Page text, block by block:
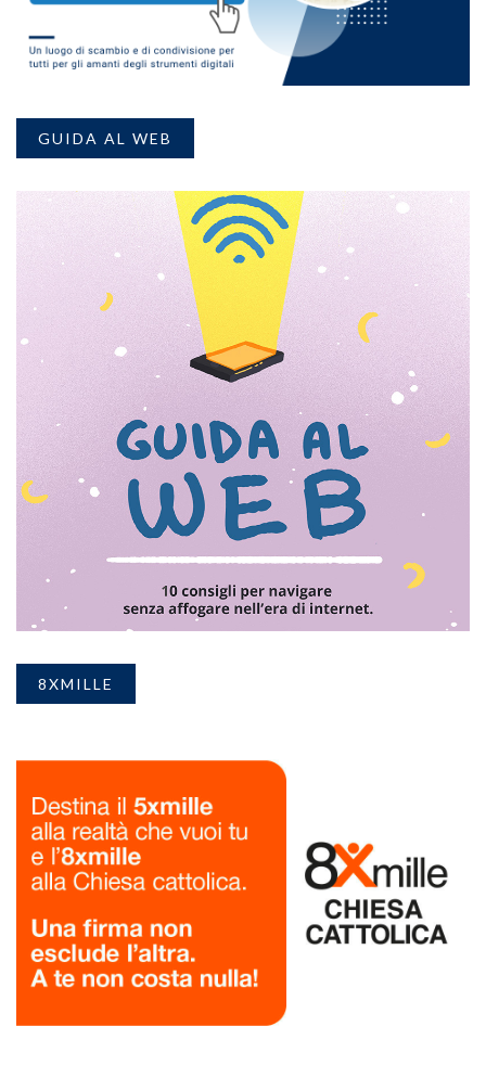
GUIDA AL WEB
8XMILLE